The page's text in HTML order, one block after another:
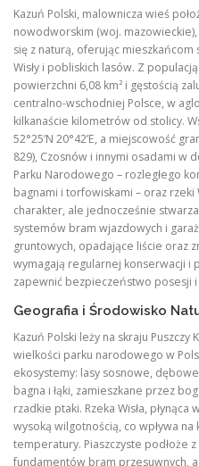
Kazuń Polski, malownicza wieś
nowodworskim (woj.
się z naturą, oferując
Wisły i pobliskich lasów. Z
powierzchni 6,08 km² i gęstością
centralno-wschodniej Polsce, w
kilkanaście kilometrów od stolicy.
52°25’N 20°42’E, a miejscowość
829), Czosnów i innymi osadami w
Parku Narodowego – rozległego
bagnami i torfowiskami – oraz
charakter, ale jednocześnie
systemów bram wjazdowych i
gruntowych, opadające liście oraz
wymagają regularnej konserwacji i
zapewnić bezpieczeństwo posesji
Geografia i Środowisko
Kazuń Polski leży na skraju
wielkości parku narodowego w
ekosystemy: lasy sosnowe,
bagna i łąki, zamieszkane przez
rzadkie ptaki. Rzeka Wisła,
wysoką wilgotnością, co wpływa
temperatury. Piaszczyste podłoże
fundamentów bram przesuwnych,